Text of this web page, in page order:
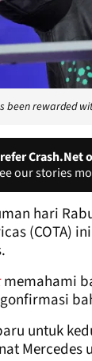
been rewarded
Crash.Net
our stories
hari
(COTA)
memahami
untuk
Mercedes